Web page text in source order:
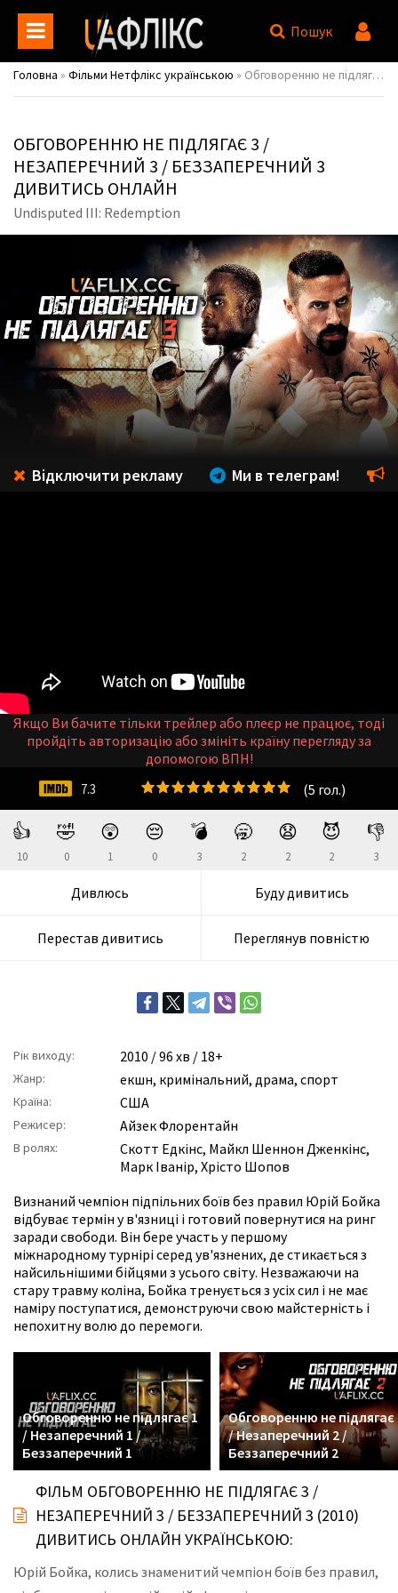
Пошук
Головна » Фільми Нетфлікс українською » Обговоренню не підлягає 3 / Незаперечний 3 / Беззаперечний 3 / Undisputed III: Redemption
ОБГОВОРЕННЮ НЕ ПІДЛЯГАЄ 3 /
НЕЗАПЕРЕЧНИЙ 3 / БЕЗЗАПЕРЕЧНИЙ 3
ДИВИТИСЬ ОНЛАЙН
Undisputed III: Redemption
👍
10
🤣
0
😲
1
😔
0
💣
3
🥱
2
😧
2
😈
2
👎
3
Дивлюсь Буду дивитись
Перестав дивитись Переглянув повністю
Рік виходу: 2010 / 96 хв / 18+
Жанр: екшн, кримінальний, драма, спорт
Країна: США
Режисер: Айзек Флорентайн
В ролях: Скотт Едкінс, Майкл Шеннон Дженкінс,
Марк Іванір, Хрісто Шопов
Визнаний чемпіон підпільних боїв без правил Юрій Бойка
відбуває термін у в'язниці і готовий повернутися на ринг
заради свободи. Він бере участь у першому
міжнародному турнірі серед ув'язнених, де стикається з
найсильнішими бійцями з усього світу. Незважаючи на
стару травму коліна, Бойка тренується з усіх сил і не має
наміру поступатися, демонструючи свою майстерність і
непохитну волю до перемоги.
(5 гол.)
7.3
Відключити рекламу Ми в телеграм!
Якщо Ви бачите тільки трейлер або плеєр не працює, тоді
пройдіть авторизацію або змініть країну перегляду за
допомогою ВПН!
Обговоренню не підлягає 1
/ Незаперечний 1 /
Беззаперечний 1
Обговоренню не підлягає
/ Незаперечний 2 /
Беззаперечний 2
ФІЛЬМ ОБГОВОРЕННЮ НЕ ПІДЛЯГАЄ 3 /
НЕЗАПЕРЕЧНИЙ 3 / БЕЗЗАПЕРЕЧНИЙ 3 (2010)
ДИВИТИСЬ ОНЛАЙН УКРАЇНСЬКОЮ:
Юрій Бойка, колись знаменитий чемпіон боїв без правил,